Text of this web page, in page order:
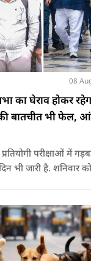
08
का घेराव होकर
की बातचीत भी
परीक्षाओं में
भी जारी है. शनिवार